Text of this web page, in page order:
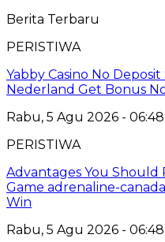
Berita Terbaru
PERISTIWA
Yabby Casino No
Nederland Get Bonus
Rabu, 5 Agu 2026 -
PERISTIWA
Advantages You Should
Game adrenaline-
Win
Rabu, 5 Agu 2026 -